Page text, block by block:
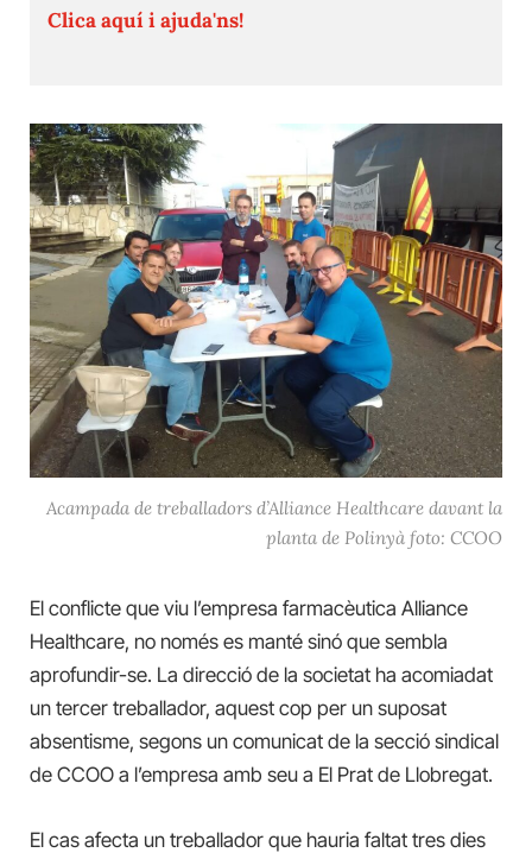
Clica aquí i ajuda'ns!
Acampada de treballadors d’Alliance Healthcare davant la
planta de Polinyà foto: CCOO
El conflicte que viu l’empresa farmacèutica Alliance
Healthcare, no només es manté sinó que sembla
aprofundir-se. La direcció de la societat ha acomiadat
un tercer treballador, aquest cop per un suposat
absentisme, segons un comunicat de la secció sindical
de CCOO a l’empresa amb seu a El Prat de Llobregat.
El cas afecta un treballador que hauria faltat tres dies